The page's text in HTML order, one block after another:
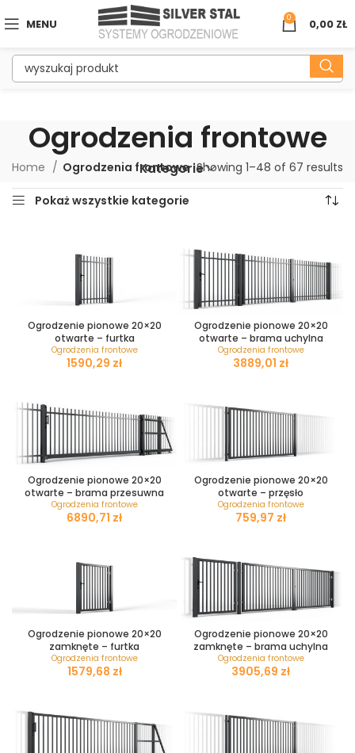
MENU 0 0,00 ZŁ
Ogrodzenia frontowe
Kategorie
Home Ogrodzenia frontowe Showing 1–48 of 67 results
Pokaż wszystkie kategorie
Ogrodzenie pionowe 20×20
otwarte – furtka
Ogrodzenia frontowe
zł
Ogrodzenie pionowe 20×20
otwarte – brama uchylna
Ogrodzenia frontowe
zł
Ogrodzenie pionowe 20×20
otwarte – brama przesuwna
Ogrodzenia frontowe
zł
Ogrodzenie pionowe 20×20
otwarte – przęsło
Ogrodzenia frontowe
zł
Ogrodzenie pionowe 20×20
zamknęte – furtka
Ogrodzenia frontowe
zł
Ogrodzenie pionowe 20×20
zamknęte – brama uchylna
Ogrodzenia frontowe
zł